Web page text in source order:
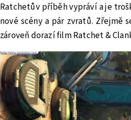
Ratchetův příběh vypráví a je
nové scény a pár zvratů.
zároveň dorazí film Ratchet &